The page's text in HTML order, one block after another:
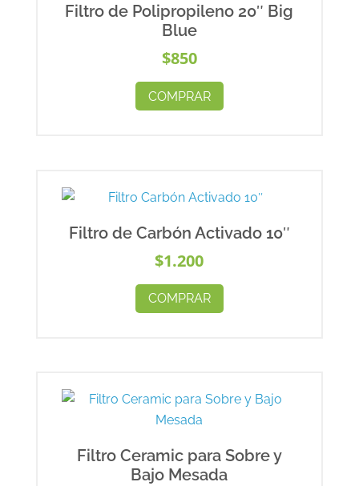
Filtro de Polipropileno 20″ Big
Blue
$850
COMPRAR
Filtro de Carbón Activado 10″
$1.200
COMPRAR
Filtro Ceramic para Sobre y
Bajo Mesada